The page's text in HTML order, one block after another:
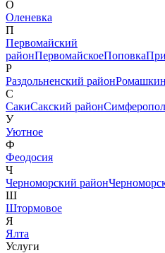
О
Оленевка
П
Первомайский
районПервомайскоеПоповка
Р
Раздольненский район
С
СакиСакский район
У
Уютное
Ф
Феодосия
Ч
Черноморский район
Ш
Штормовое
Я
Ялта
Услуги